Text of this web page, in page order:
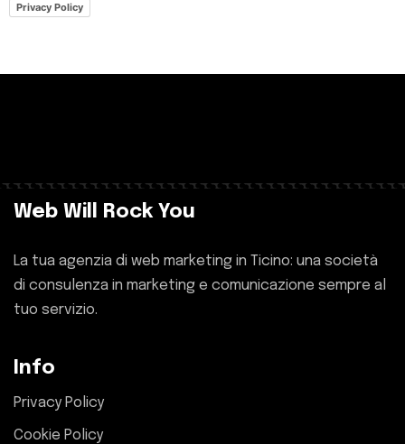
Privacy Policy
Web Will Rock You
La tua agenzia di web marketing in Ticino: una società
di consulenza in marketing e comunicazione sempre al
tuo servizio.
Info
Privacy Policy
Cookie Policy